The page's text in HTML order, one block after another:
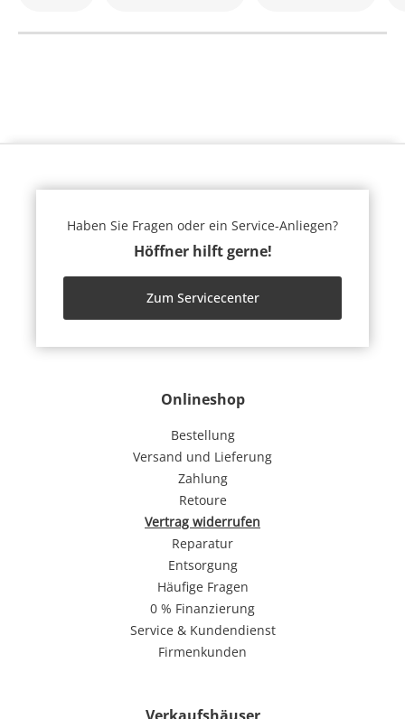
Onlineshop
Bestellung
Versand und Lieferung
Zahlung
Retoure
Vertrag widerrufen
Reparatur
Entsorgung
Häufige Fragen
0 % Finanzierung
Service & Kundendienst
Firmenkunden
Verkaufshäuser
Haben Sie Fragen oder ein Service-Anliegen?
Höffner hilft gerne!
Zum Servicecenter